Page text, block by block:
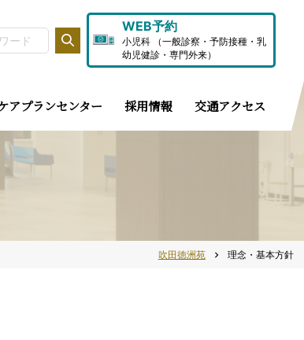
WEB予約
小児科 （一般診察・予防接種・乳
幼児健診・専門外来）
アプランセンター 採用情報 交通アクセス
吹田徳洲苑 chevron_right 理念・基本方針